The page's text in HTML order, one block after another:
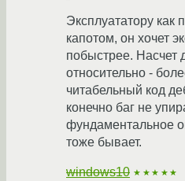
Эксплуататору как
капотом, он хочет
побыстрее. Насчет
относительно -
читабельный код
конечно баг не
фундаментальное
тоже бывает.
windows10 ★★★★★